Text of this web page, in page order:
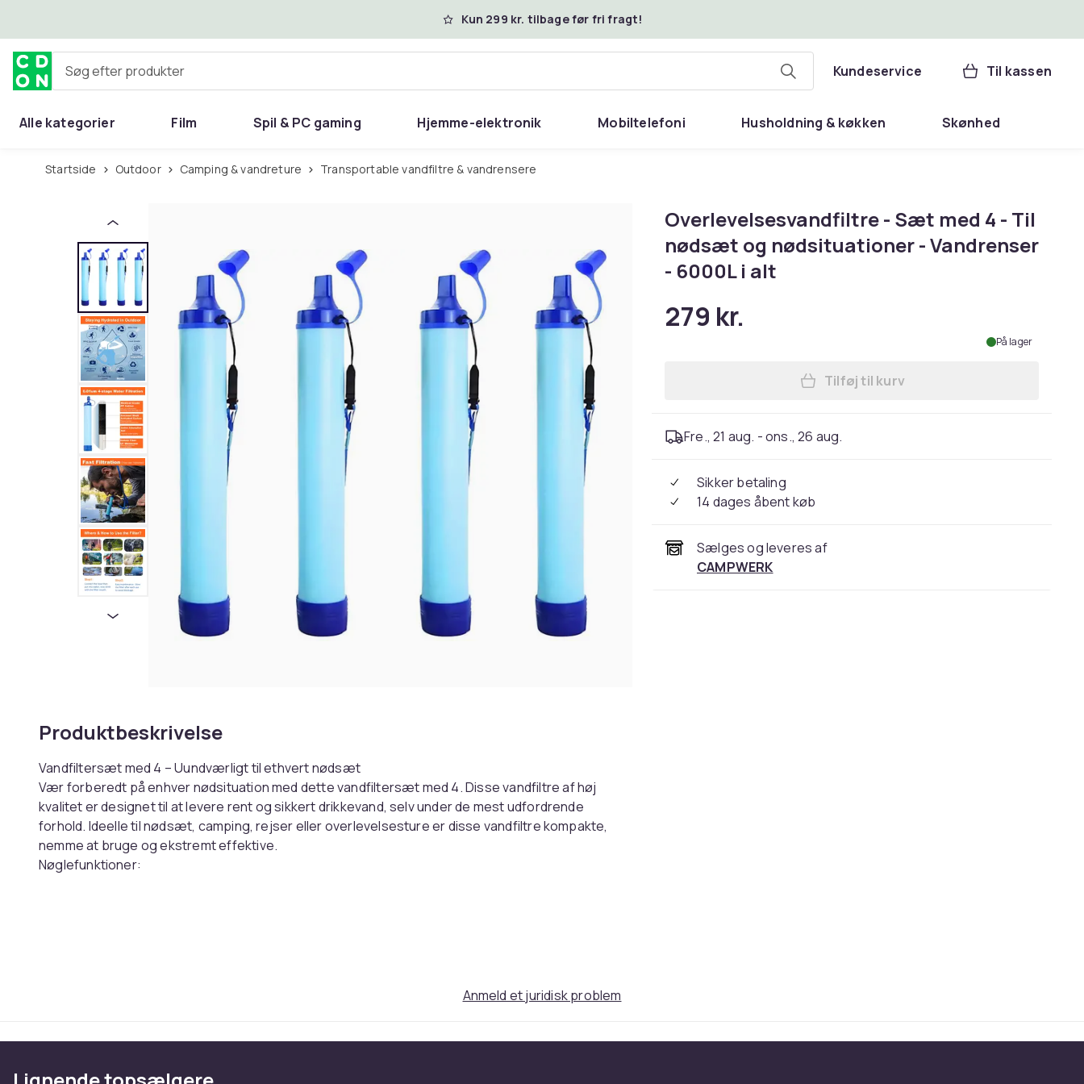
Kun 299 kr. tilbage før fri fragt!
Søg efter produkter Kundeservice Til kassen
Alle kategorier Film Spil & PC gaming Hjemme-elektronik Mobiltelefoni Husholdning & køkken Skønhed
Hjem & have
Startside Outdoor Camping & vandreture Transportable vandfiltre & vandrensere
Produktbeskrivelse
Vandfiltersæt med 4 – Uundværligt til ethvert nødsæt
Vær forberedt på enhver nødsituation med dette vandfiltersæt med 4. Disse vandfiltre af høj
kvalitet er designet til at levere rent og sikkert drikkevand, selv under de mest udfordrende
forhold. Ideelle til nødsæt, camping, rejser eller overlevelsesture er disse vandfiltre kompakte,
nemme at bruge og ekstremt effektive.
Nøglefunktioner:
Kompakt og bærbar: Nem at bære og opbevare i et nødsæt eller en rygsæk.
nødsituationer. Hvorfor inkludere disse vandfiltre i dit nødsæt?
at filtrere vand fra floder, søer eller andre naturlige kilder, hvilket sikrer, at du altid er forberedt.
Overlevelsesvandfiltre - Sæt med 4 - Til
nødsæt og nødsituationer - Vandrenser
- 6000L i alt
279 kr.
På lager
Læg Overlevelsesvandfiltre - Sæt
Tilføj til kurv
Fre., 21 aug. - ons., 26 aug.
Sikker betaling
14 dages åbent køb
Sælges og leveres af
CAMPWERK
Anmeld et juridisk problem